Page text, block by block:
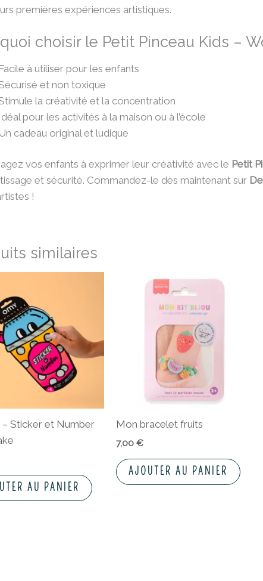
premières expériences artistiques.
choisir le Petit Pinceau Kids –
Facile à utiliser pour les enfants
et non toxique
la créativité et la concentration
Idéal pour les activités à la maison ou à l’école
Un cadeau original et ludique
vos enfants à exprimer leur créativité avec le Petit
et sécurité. Commandez-le dès maintenant sur
!
similaires
– Sticker et Number
AU PANIER
Mon bracelet fruits
7,00 €
AJOUTER AU PANIER